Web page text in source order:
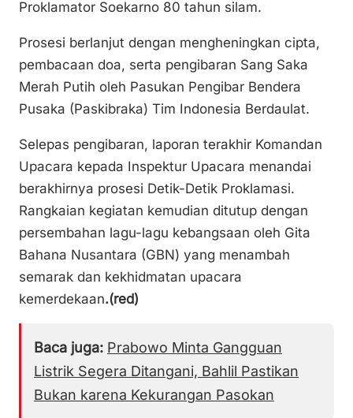
Proklamator Soekarno 80 tahun silam.
Prosesi berlanjut dengan mengheningkan cipta,
pembacaan doa, serta pengibaran Sang Saka
Merah Putih oleh Pasukan Pengibar Bendera
Pusaka (Paskibraka) Tim Indonesia Berdaulat.
Selepas pengibaran, laporan terakhir Komandan
Upacara kepada Inspektur Upacara menandai
berakhirnya prosesi Detik-Detik Proklamasi.
Rangkaian kegiatan kemudian ditutup dengan
persembahan lagu-lagu kebangsaan oleh Gita
Bahana Nusantara (GBN) yang menambah
semarak dan kekhidmatan upacara
kemerdekaan.(red)
Baca juga: Prabowo Minta Gangguan
Listrik Segera Ditangani, Bahlil Pastikan
Bukan karena Kekurangan Pasokan